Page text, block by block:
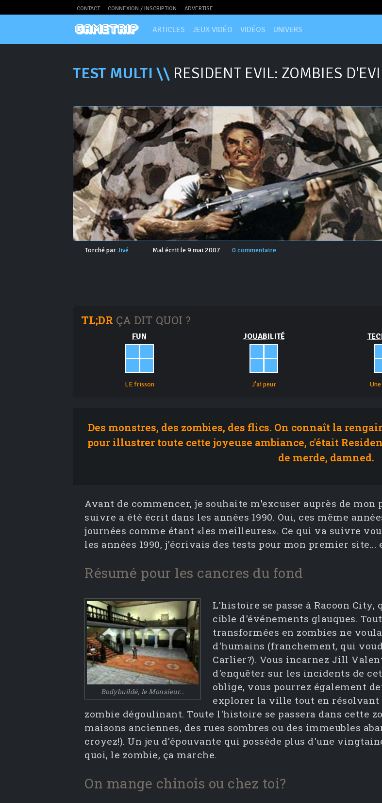
CONTACT CONNEXION / INSCRIPTION ADVERTISE
ARTICLES JEUX VIDÉO VIDÉOS UNIVERS
TEST MULTI \\ RESIDENT EVIL: ZOMBIES
Torché parJivé Mal écrit le 9 mai 2007 0 commentaire
TL;DR ÇA DIT QUOI ?
FUN
LE frisson
JOUABILITÉ
J'ai peur
Des monstres, des zombies, des flics. On connaît la
pour illustrer toute cette joyeuse ambiance, c'était
de merde, damned.
Avant de commencer, je souhaite m'excuser auprès de
suivre a été écrit dans les années 1990. Oui, ces même
journées comme étant «les meilleures». Ce qui va suivre
les années 1990, j'écrivais des tests pour mon premier
Résumé pour les cancres du fond
Bodybuildé, le Monsieur...
L'histoire se passe à Racoon
cible d'événements glauques.
transformées en zombies ne
d'humains (franchement, qui
Carlier?). Vous incarnez Jill
d'enquêter sur les incidents de
oblige, vous pourrez également
explorer la ville tout en résolvant
zombie dégoulinant. Toute l'histoire se passera dans cette
maisons anciennes, des rues sombres ou des immeubles
croyez!). Un jeu d'épouvante qui possède plus d'une
quoi, le zombie, ça marche.
On mange chinois ou chez toi?